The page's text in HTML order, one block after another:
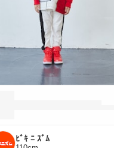
ﾋﾞｷ ﾆ ｽﾞﾑ